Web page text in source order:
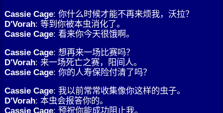
Cassie Cage: 你什么时候才能不再来烦我，沃拉？
D'Vorah: 等到你被本虫消化了。
Cassie Cage: 看来你今天很饿啊。
Cassie Cage: 想再来一场比赛吗？
D'Vorah: 来一场死亡之赛，阳间人。
Cassie Cage: 你的人寿保险付清了吗？
Cassie Cage: 我以前常常收集像你这样的虫子。
D'Vorah: 本虫会报答你的。
Cassie Cage: 预祝你能成功阻止我。